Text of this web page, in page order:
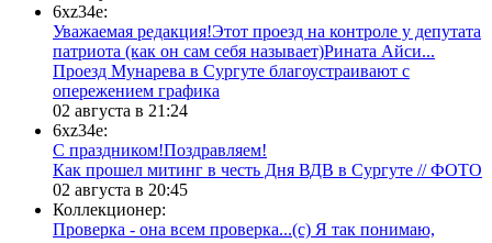
6xz34e:
Уважаемая редакция!Этот проезд на контроле у депутата
патриота (как он сам себя называет)Рината Айси...
​Проезд Мунарева в Сургуте благоустраивают с
опережением графика
02 августа в 21:24
6xz34e:
С праздником!Поздравляем!
Как прошел митинг в честь Дня ВДВ в Сургуте // ФОТО
02 августа в 20:45
Коллекционер:
Проверка - она всем проверка...(с) Я так понимаю,